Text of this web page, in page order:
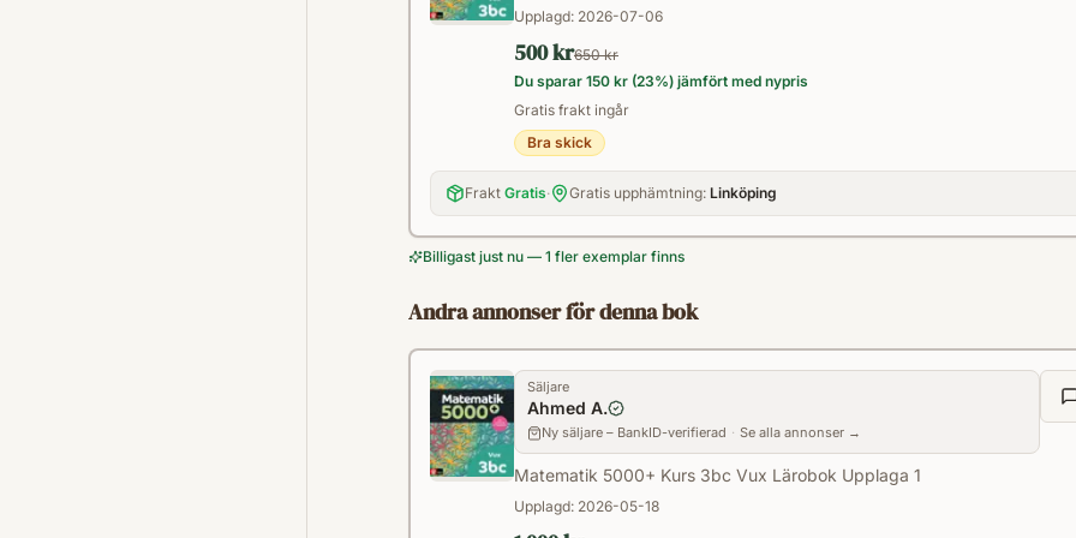
utmanande uppgifter på alla nivåer*
med eller utan digitala verktyg*
programmering i alla kapitel i kurs 3b
kommer Matematik 5000+ att omfatta
kurser i ämnesplanen:* Läroböcker*
kommer dessutom erbjuda kostnadsfritt
Upplagd: 2026-07-06
500 kr650 kr
Du sparar 150 kr (23%) jämfört med nypris
Gratis frakt ingår
Bra skick
Frakt Gratis· Gratis upphämtning: Linköping
Billigast just nu — 1 fler exemplar finns
Andra annonser för denna bok
Säljare
Ahmed A.
Ny säljare – BankID-verifierad · Se alla annonser →
Matematik 5000+ Kurs 3bc Vux Lärobok Upplaga 1
Upplagd: 2026-05-18